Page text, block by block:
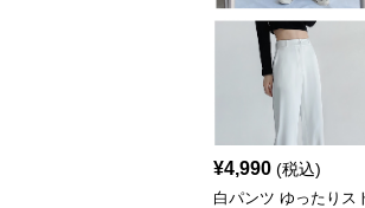
¥4,990 (税込)
白パンツ ゆったりス